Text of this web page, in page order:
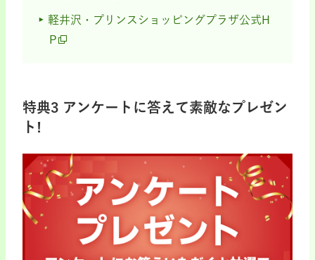
軽井沢・プリンスショッピングプラザ公式H
P
特典3 アンケートに答えて素敵なプレゼン
ト!